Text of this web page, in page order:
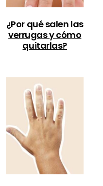
¿Por qué salen las
verrugas y cómo
quitarlas?